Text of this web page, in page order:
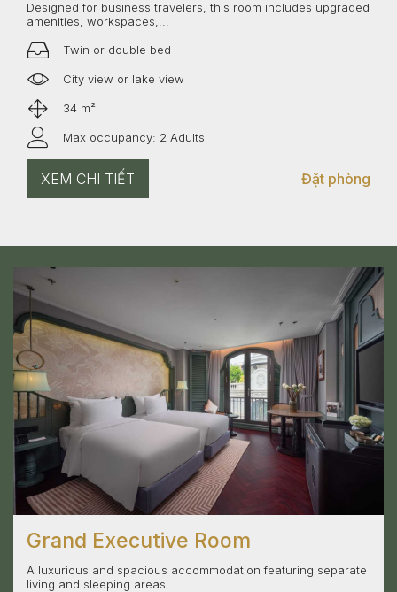
Designed for business travelers, this room includes upgraded
amenities, workspaces,...
Twin or double bed
City view or lake view
34 m²
Max occupancy: 2 Adults
XEM CHI TIẾT Đặt phòng
Grand Executive Room
A luxurious and spacious accommodation featuring separate
living and sleeping areas,...